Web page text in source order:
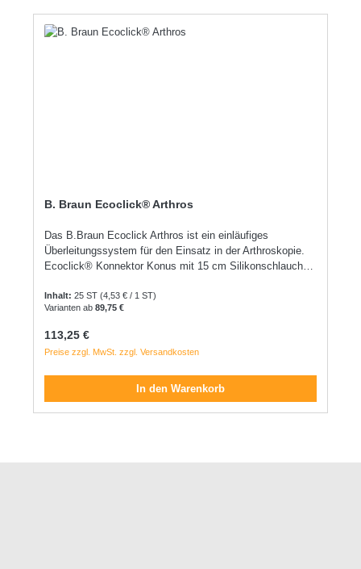
Schauglas: Für optimale Sichtkontrolle während der
Infusion. Filtermembran (15 µm): Im Tropfkammerboden
kompatibel mit Infusionspumpen, die für 3 x 4,1 mm
B. Braun Ecoclick® Arthros
Das B.Braun Ecoclick Arthros ist ein einläufiges
Überleitungssystem für den Einsatz in der Arthroskopie.
Ecoclick® Konnektor Konus mit 15 cm Silikonschlauch
Inhalt: 25 ST (4,53 € / 1 ST)
Varianten ab89,75 €
Regulärer Preis:
113,25 €
Preise zzgl. MwSt. zzgl. Versandkosten
In den Warenkorb